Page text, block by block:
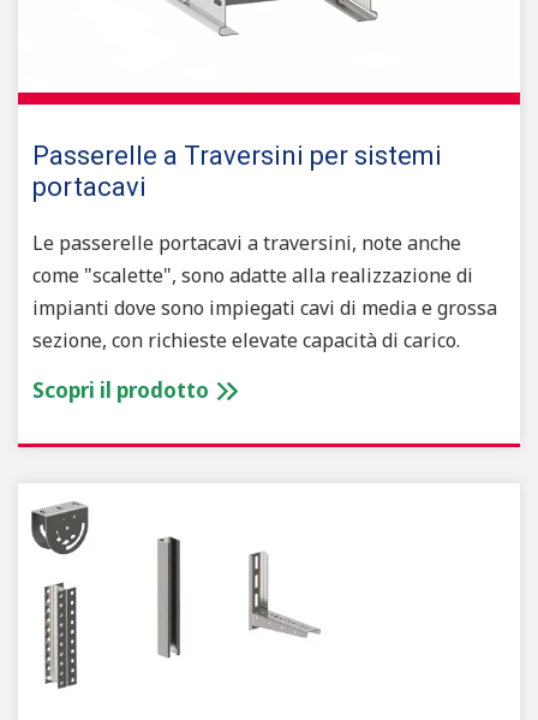
Passerelle a Traversini per sistemi
portacavi
Le passerelle portacavi a traversini, note anche
come "scalette", sono adatte alla realizzazione di
impianti dove sono impiegati cavi di media e grossa
sezione, con richieste elevate capacità di carico.
Scopri il prodotto